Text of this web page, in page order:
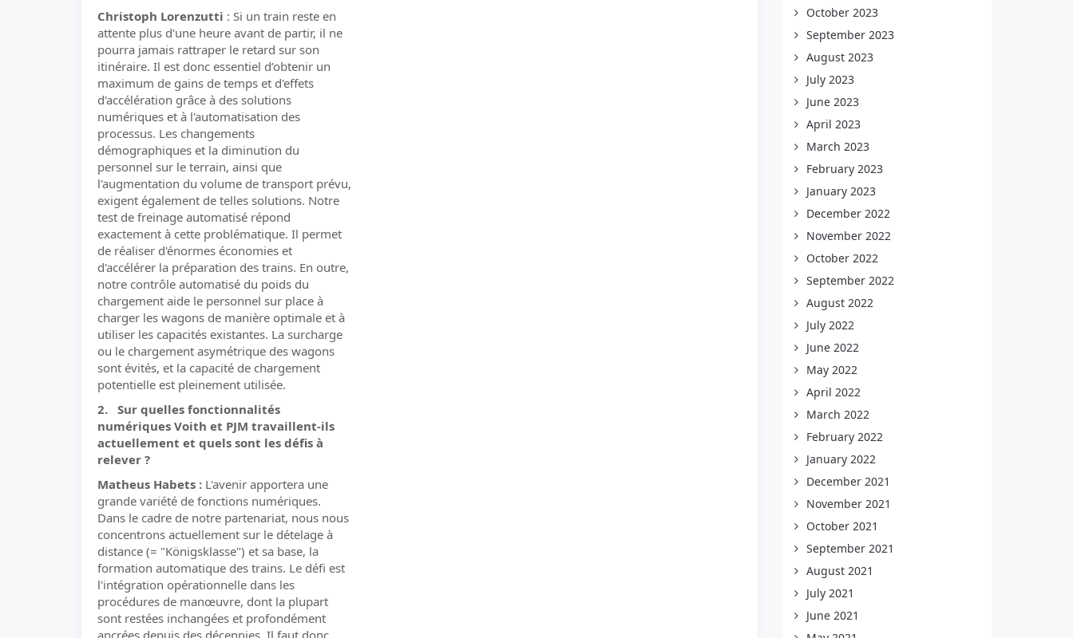
Christoph Lorenzutti : Si un train reste en
attente plus d'une heure avant de partir, il ne
pourra jamais rattraper le retard sur son
itinéraire. Il est donc essentiel d’obtenir un
maximum de gains de temps et d'effets
d'accélération grâce à des solutions
numériques et à l'automatisation des
processus. Les changements
démographiques et la diminution du
personnel sur le terrain, ainsi que
l'augmentation du volume de transport prévu,
exigent également de telles solutions. Notre
test de freinage automatisé répond
exactement à cette problématique. Il permet
de réaliser d'énormes économies et
d'accélérer la préparation des trains. En outre,
notre contrôle automatisé du poids du
chargement aide le personnel sur place à
charger les wagons de manière optimale et à
utiliser les capacités existantes. La surcharge
ou le chargement asymétrique des wagons
sont évités, et la capacité de chargement
potentielle est pleinement utilisée.
2. Sur quelles fonctionnalités
numériques Voith et PJM travaillent-ils
actuellement et quels sont les défis à
relever ?
Matheus Habets : L'avenir apportera une
grande variété de fonctions numériques.
Dans le cadre de notre partenariat, nous nous
concentrons actuellement sur le dételage à
distance (= "Königsklasse") et sa base, la
formation automatique des trains. Le défi est
l'intégration opérationnelle dans les
procédures de manœuvre, dont la plupart
sont restées inchangées et profondément
ancrées depuis des décennies. Il faut donc
October 2023
September 2023
August 2023
July 2023
June 2023
April 2023
March 2023
February 2023
January 2023
December 2022
November 2022
October 2022
September 2022
August 2022
July 2022
June 2022
May 2022
April 2022
March 2022
February 2022
January 2022
December 2021
November 2021
October 2021
September 2021
August 2021
July 2021
June 2021